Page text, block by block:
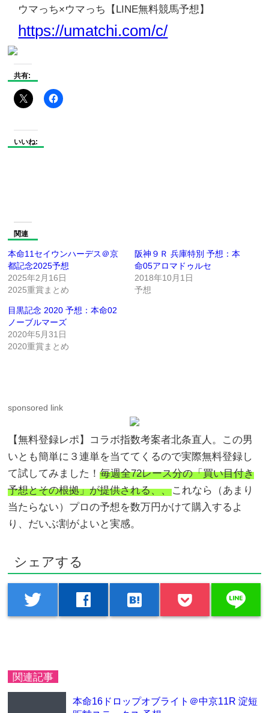
ウマっち×ウマっち【LINE無料競馬予想】
https://umatchi.com/c/
共有:
いいね:
関連
本命11セイウンハーデス＠京
都記念2025予想
2025年2月16日
2025重賞まとめ
阪神９Ｒ 兵庫特別 予想：本
命05アロマドゥルセ
2018年10月1日
予想
目黒記念 2020 予想：本命02
ノーブルマーズ
2020年5月31日
2020重賞まとめ
sponsored link
【無料登録レポ】コラボ指数考案者北条直人。この男
いとも簡単に３連単を当ててくるので実際無料登録し
て試してみました！毎週全72レース分の「買い目付き
予想とその根拠」が提供される、、これなら（あまり
当たらない）プロの予想を数万円かけて購入するよ
り、だいぶ割がよいと実感。
シェアする
twitter facebook hatenabookmark line
関連記事
本命16ドロップオブライト＠中京11R 淀短